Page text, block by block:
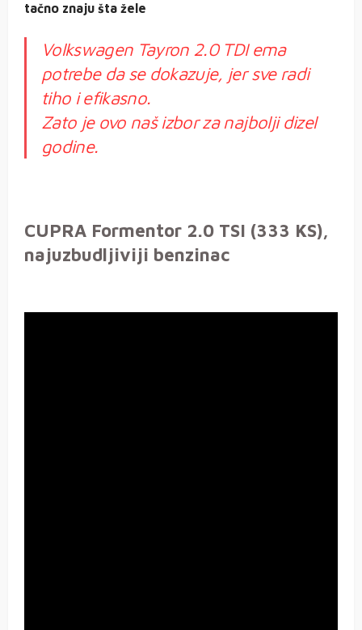
tačno znaju šta žele
Volkswagen Tayron 2.0 TDI ema
potrebe da se dokazuje, jer sve radi
tiho i efikasno.
Zato je ovo naš izbor za najbolji dizel
godine.
CUPRA Formentor 2.0 TSI (333 KS),
najuzbudljiviji benzinac